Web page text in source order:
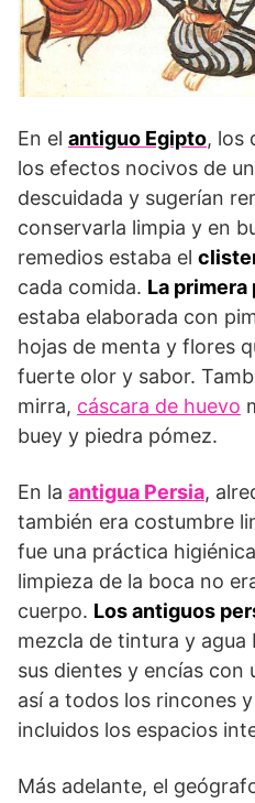
En el antiguo Egipto, los
los efectos nocivos de
descuidada y sugerían
conservarla limpia y en
remedios estaba el
cada comida. La primera
estaba elaborada con
hojas de menta y flores
fuerte olor y sabor.
mirra, cáscara de huevo
buey y piedra pómez.
En la antigua Persia,
también era costumbre
fue una práctica
limpieza de la boca no
cuerpo. Los antiguos
mezcla de tintura y agua
sus dientes y encías con
así a todos los rincones
incluidos los espacios
Más adelante, el